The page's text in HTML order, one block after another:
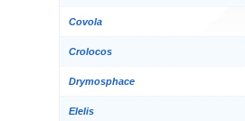
Covola
Crolocos
Drymosphace
Elelis